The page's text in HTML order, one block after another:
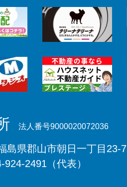
法人番号9000020072036
県郡山市朝日一丁目23-7
2491（代表）